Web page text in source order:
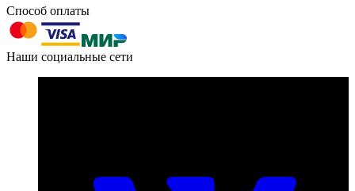
603004, г. Нижний Новгород, проспект Ленина, д. 95
+7 (831) 290-86-98
Способ оплаты
Наши социальные сети